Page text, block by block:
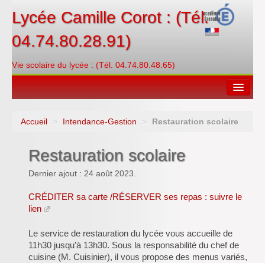
Lycée Camille Corot : (Tél.
04.74.80.28.91)
Vie scolaire du lycée : (Tél. 04.74.80.48.65)
Orientations
Contacter
PRONOTE
ENT
Accueil > Intendance-Gestion > Restauration scolaire
Restauration scolaire
Dernier ajout : 24 août 2023.
CRÉDITER sa carte /RÉSERVER ses repas : suivre le
lien
Le service de restauration du lycée vous accueille de
11h30 jusqu’à 13h30. Sous la responsabilité du chef de
cuisine (M. Cuisinier), il vous propose des menus variés,